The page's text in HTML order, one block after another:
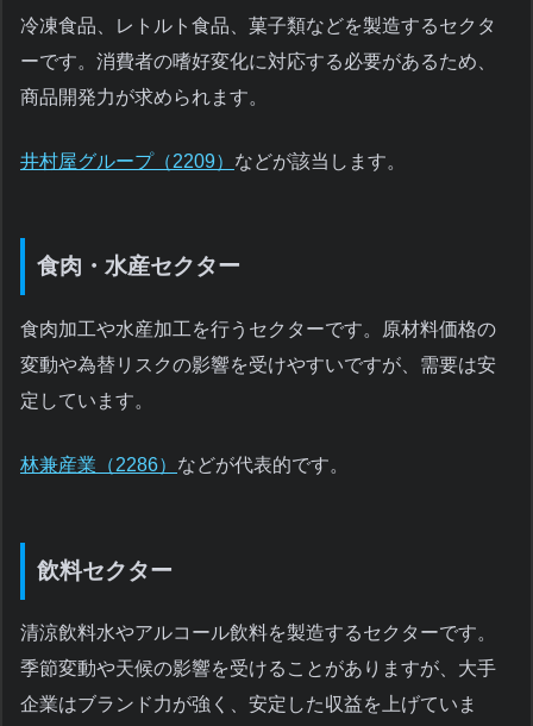
冷凍食品、レトルト食品、菓子類などを製造するセクタ
ーです。消費者の嗜好変化に対応する必要があるため、
商品開発力が求められます。
井村屋グループ（2209） などが該当します。
食肉・水産セクター
食肉加工や水産加工を行うセクターです。原材料価格の
変動や為替リスクの影響を受けやすいですが、需要は安
定しています。
林兼産業（2286） などが代表的です。
飲料セクター
清涼飲料水やアルコール飲料を製造するセクターです。
季節変動や天候の影響を受けることがありますが、大手
企業はブランド力が強く、安定した収益を上げていま